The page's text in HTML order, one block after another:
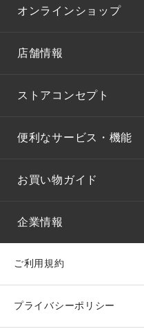
オンラインショップ
店舗情報
ストアコンセプト
便利なサービス・機能
お買い物ガイド
企業情報
ご利用規約
プライバシーポリシー